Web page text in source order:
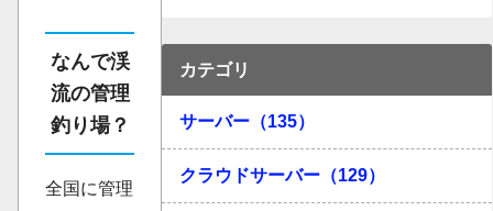
なんで渓
流の管理
釣り場？
全国に管理
カテゴリ
サーバー（135）
クラウドサーバー（129）